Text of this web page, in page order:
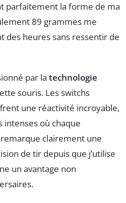
parfaitement la forme de ma
89 grammes me
des heures sans ressentir de
par la technologie
souris. Les switchs
une réactivité incroyable,
où chaque
clairement une
de tir depuis que j’utilise
un avantage non